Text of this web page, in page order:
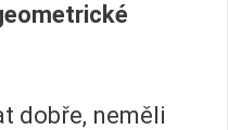
dobře, neměli